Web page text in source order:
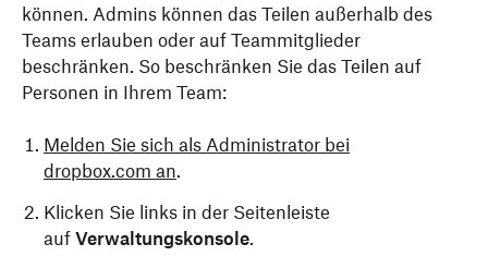
können. Admins können das Teilen außerhalb des
Teams erlauben oder auf Teammitglieder
beschränken. So beschränken Sie das Teilen auf
Personen in Ihrem Team:
Melden Sie sich als Administrator bei
dropbox.com an.
Klicken Sie links in der Seitenleiste
auf Verwaltungskonsole.